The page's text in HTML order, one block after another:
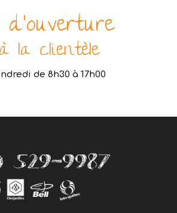
la clientèle
de 8h30 à 17h00